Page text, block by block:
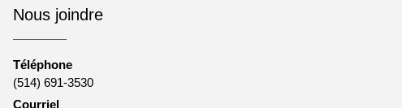
Nous joindre
Téléphone
(514) 691-3530
Courriel